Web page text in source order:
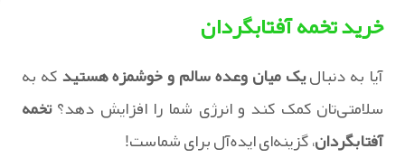
خرید تخمه آفتابگردان
آیا به دنبالیک میان وعده سالم و خوشمزه هستیدکه به
سلامتی‌تان کمک کند و انرژی شما را افزایش دهد؟تخمه
آفتابگردان، گزینه‌ای ایده‌آل برای شماست!